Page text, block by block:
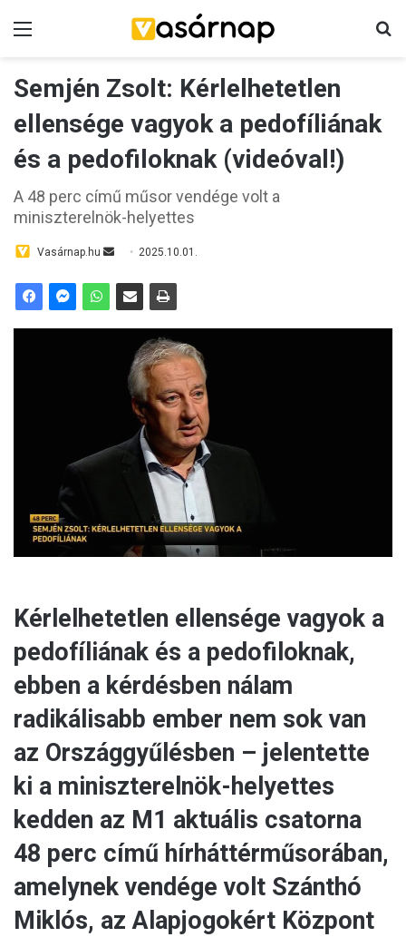
Semjén Zsolt: Kérlelhetetlen
ellensége vagyok a pedofíliának
és a pedofiloknak (videóval!)
A 48 perc című műsor vendége volt a
miniszterelnök-helyettes
Vasárnap.hu
i
2025.10.01.
Kérlelhetetlen ellensége vagyok a
pedofíliának és a pedofiloknak,
ebben a kérdésben nálam
radikálisabb ember nem sok van
az Országgyűlésben – jelentette
ki a miniszterelnök-helyettes
kedden az M1 aktuális csatorna
48 perc című hírháttérműsorában,
amelynek vendége volt Szánthó
Miklós, az Alapjogokért Központ